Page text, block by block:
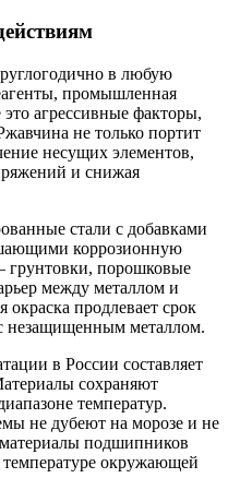
в любую
промышленная
агрессивные факторы,
не только портит
несущих элементов,
и снижая
стали с добавками
коррозионную
грунтовки, порошковые
между металлом и
окраска продлевает срок
незащищенным металлом.
в России составляет
сохраняют
температур.
не дубеют на морозе и не
подшипников
окружающей